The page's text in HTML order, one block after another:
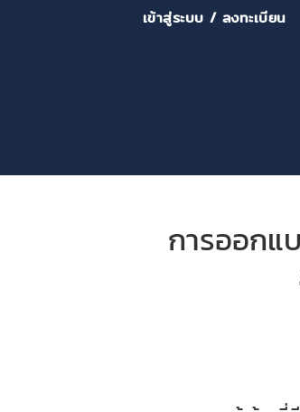
เข้าสู่ระบบ / ลงทะเบียน
การออกแ